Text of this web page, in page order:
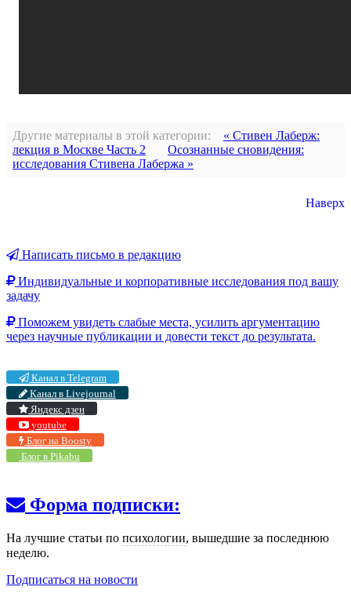
Другие материалы в этой категории:
« Стивен Лаберж:
лекция в Москве Часть 2
Осознанные сновидения:
исследования Стивена Лабержа »
Наверх
Написать письмо в редакцию
Индивидуальные и корпоративные исследования под вашу
задачу
Поможем увидеть слабые места, усилить аргументацию
через научные публикации и довести текст до результата.
Канал в Telegram
Канал в Livejournal
Яндекс дзен
youtube
Блог на Boosty
Блог в Pikabu
Форма подписки:
На лучшие статьи по психологии, вышедшие за последнюю
неделю.
Подписаться на новости